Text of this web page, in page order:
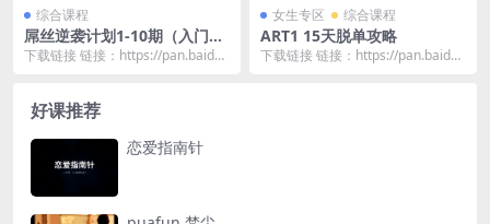
综合课程
屌丝逆袭计划1-10期（入门课
程）
下载链接 链接：https://pan.baidu.
女生专区 综合课程
ART1 15天脱单攻略
下载链接 链接：https://pan.baidu.
好课推荐
恋爱指南针